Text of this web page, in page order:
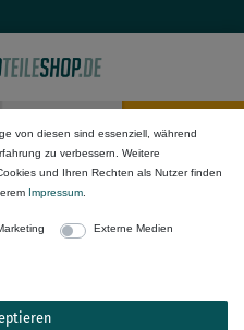
anzeigen (84)
von diesen sind essenziell, während
zu verbessern. Weitere
und Ihren Rechten als Nutzer finden
Impressum
Externe Medien